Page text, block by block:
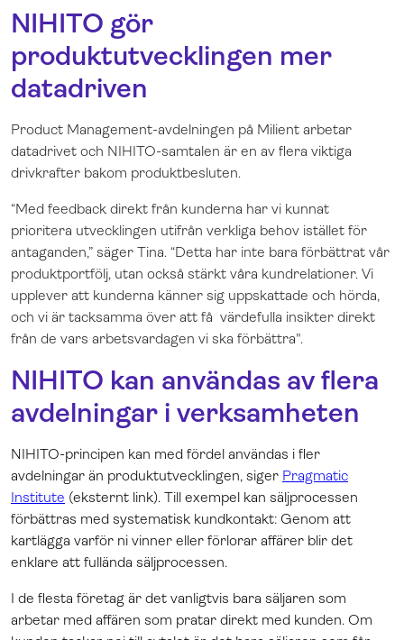
NIHITO gör
produktutvecklingen mer
datadriven
Product Management-avdelningen på Milient arbetar
datadrivet och NIHITO-samtalen är en av flera viktiga
drivkrafter bakom produktbesluten.
“Med feedback direkt från kunderna har vi kunnat
prioritera utvecklingen utifrån verkliga behov istället för
antaganden,” säger Tina. “Detta har inte bara förbättrat vår
produktportfölj, utan också stärkt våra kundrelationer. Vi
upplever att kunderna känner sig uppskattade och hörda,
och vi är tacksamma över att få värdefulla insikter direkt
från de vars arbetsvardagen vi ska förbättra".
NIHITO kan användas av flera
avdelningar i verksamheten
NIHITO-principen kan med fördel användas i fler
avdelningar än produktutvecklingen, siger Pragmatic
Institute (eksternt link). Till exempel kan säljprocessen
förbättras med systematisk kundkontakt: Genom att
kartlägga varför ni vinner eller förlorar affärer blir det
enklare att fullända säljprocessen.
I de flesta företag är det vanligtvis bara säljaren som
arbetar med affären som pratar direkt med kunden. Om